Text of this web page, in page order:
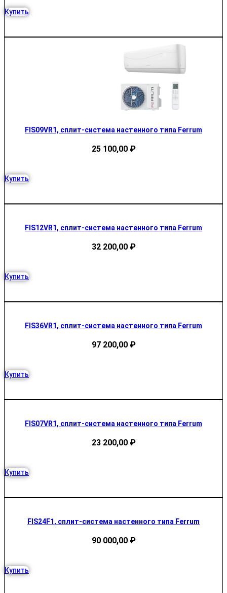
Купить
FIS09VR1, сплит-система настенного типа Ferrum
25 100,00 ₽
Купить
FIS12VR1, сплит-система настенного типа Ferrum
32 200,00 ₽
Купить
FIS36VR1, сплит-система настенного типа Ferrum
97 200,00 ₽
Купить
FIS07VR1, сплит-система настенного типа Ferrum
23 200,00 ₽
Купить
FIS24F1, сплит-система настенного типа Ferrum
90 000,00 ₽
Купить